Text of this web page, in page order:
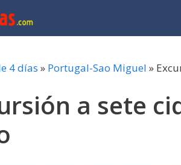
4 días » Portugal-Sao Miguel »
a sete